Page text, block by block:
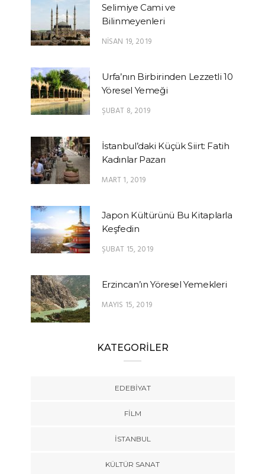
Selimiye Cami ve
Bilinmeyenleri
NISAN 19, 2019
Urfa’nın Birbirinden Lezzetli 10
Yöresel Yemeği
ŞUBAT 8, 2019
İstanbul’daki Küçük Siirt: Fatih
Kadınlar Pazarı
MART 1, 2019
Japon Kültürünü Bu Kitaplarla
Keşfedin
ŞUBAT 15, 2019
Erzincan’ın Yöresel Yemekleri
MAYIS 15, 2019
KATEGORİLER
EDEBIYAT
FILM
İSTANBUL
KÜLTÜR SANAT